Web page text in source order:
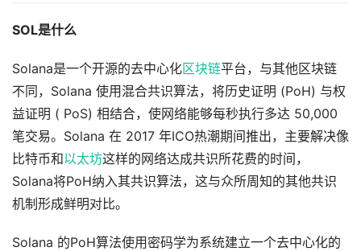
SOL是什么
Solana是一个开源的去中心化区块链平台，与其他区块链
不同，Solana 使用混合共识算法，将历史证明 (PoH) 与权
益证明 ( PoS) 相结合，使网络能够每秒执行多达 50,000
笔交易。Solana 在 2017 年ICO热潮期间推出，主要解决像
比特币和以太坊这样的网络达成共识所花费的时间，
Solana将PoH纳入其共识算法，这与众所周知的其他共识
机制形成鲜明对比。
Solana 的PoH算法使用密码学为系统建立一个去中心化的